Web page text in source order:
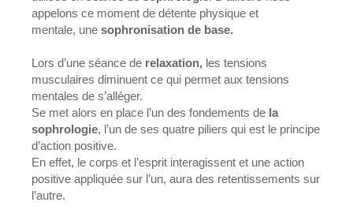
appelons ce moment de détente physique et
mentale, une sophronisation de base.
Lors d’une séance de relaxation, les tensions
musculaires diminuent ce qui permet aux tensions
mentales de s’alléger.
Se met alors en place l’un des fondements de la
sophrologie, l’un de ses quatre piliers qui est le principe
d’action positive.
En effet, le corps et l’esprit interagissent et une action
positive appliquée sur l’un, aura des retentissements sur
l’autre.